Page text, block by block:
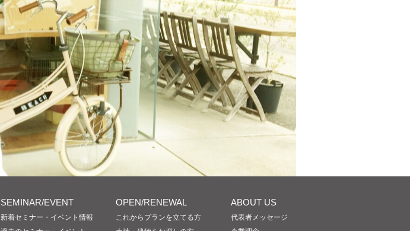
SEMINAR/EVENT
新着セミナー・イベント情報
OPEN/RENEWAL
これからプランを立てる方
ABOUT US
代表者メッセージ